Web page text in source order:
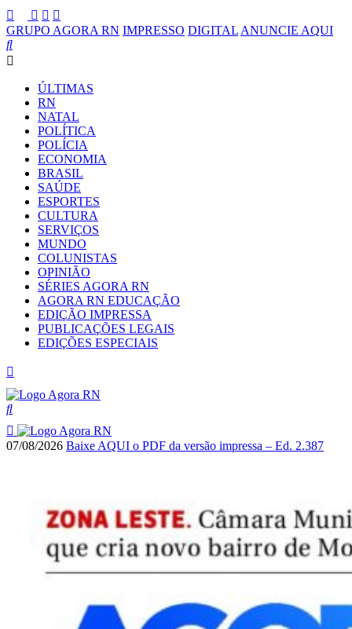
GRUPO AGORA RN IMPRESSO DIGITAL ANUNCIE AQUI
ÚLTIMAS
RN
NATAL
POLÍTICA
POLÍCIA
ECONOMIA
BRASIL
SAÚDE
ESPORTES
CULTURA
SERVIÇOS
MUNDO
COLUNISTAS
OPINIÃO
SÉRIES AGORA RN
AGORA RN EDUCAÇÃO
EDIÇÃO IMPRESSA
PUBLICAÇÕES LEGAIS
EDIÇÕES ESPECIAIS
07/08/2026 Baixe AQUI o PDF da versão impressa – Ed. 2.387